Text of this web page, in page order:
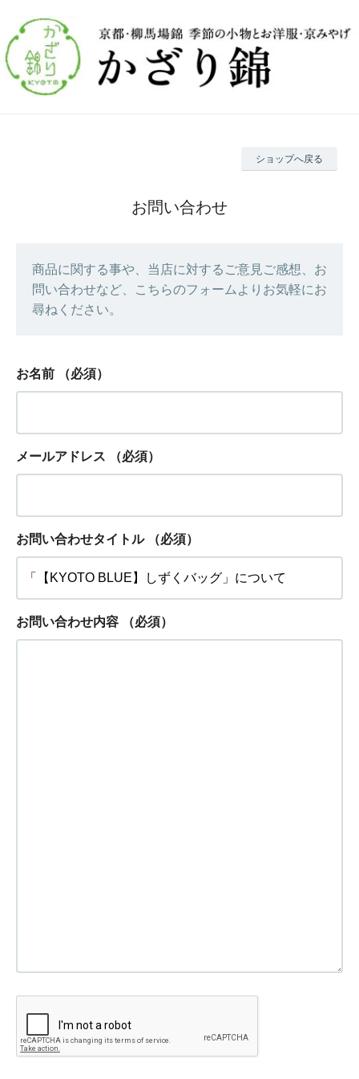
ショップへ戻る
お問い合わせ
商品に関する事や、当店に対するご意見ご感想、お
問い合わせなど、こちらのフォームよりお気軽にお
尋ねください。
お名前 （必須）
メールアドレス （必須）
お問い合わせタイトル （必須）
お問い合わせ内容 （必須）